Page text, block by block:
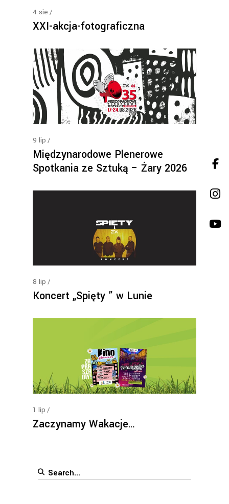
4 sie
XXI-akcja-fotograficzna
9 lip
Międzynarodowe Plenerowe
Spotkania ze Sztuką – Żary 2026
8 lip
Koncert „Spięty ” w Lunie
1 lip
Zaczynamy Wakacje…
Search